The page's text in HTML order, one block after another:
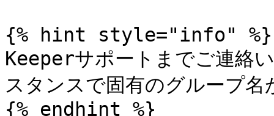
{% hint style="info" %}
Keeperサポートまでご連絡
スタンスで固有のグループ
{% endhint %}